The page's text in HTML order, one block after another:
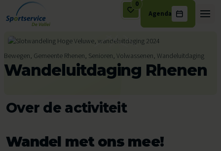
Ga naar de inhoud
0
Agenda
Bewegen, Gemeente Rhenen, Senioren, Volwassenen, Wandeluitdaging
Wandeluitdaging Rhenen
Over de activiteit
Wandel met ons mee!